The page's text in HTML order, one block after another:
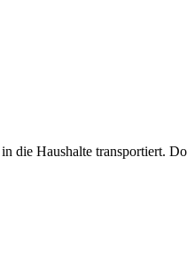
die Haushalte transportiert.